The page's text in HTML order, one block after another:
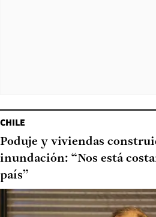
CHILE
Poduje y viviendas
inundación: “Nos está
país”